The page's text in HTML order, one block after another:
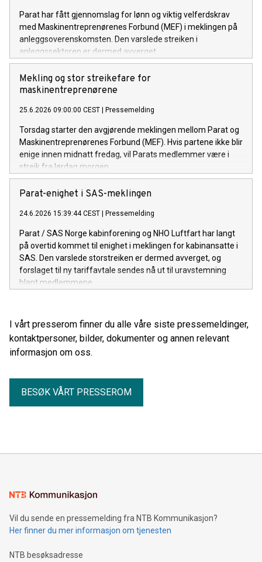
Parat har fått gjennomslag for lønn og viktig velferdskrav
med Maskinentreprenørenes Forbund (MEF) i meklingen på
anleggsoverenskomsten. Den varslede streiken i
anleggssektoren er dermed avverget.
Mekling og stor streikefare for
maskinentreprenørene
25.6.2026 09:00:00 CEST Pressemelding
Torsdag starter den avgjørende meklingen mellom Parat og
Maskinentreprenørenes Forbund (MEF). Hvis partene ikke blir
enige innen midnatt fredag, vil Parats medlemmer være i
streik fra lørdag morgen.
Parat-enighet i SAS-meklingen
24.6.2026 15:39:44 CEST Pressemelding
Parat / SAS Norge kabinforening og NHO Luftfart har langt
på overtid kommet til enighet i meklingen for kabinansatte i
SAS. Den varslede storstreiken er dermed avverget, og
forslaget til ny tariffavtale sendes nå ut til uravstemning
blant medlemmene.
I vårt presserom finner du alle våre siste pressemeldinger,
kontaktpersoner, bilder, dokumenter og annen relevant
informasjon om oss.
BESØK VÅRT PRESSEROM
Vil du sende en pressemelding fra NTB Kommunikasjon?
Her finner du mer informasjon om tjenesten
NTB besøksadresse